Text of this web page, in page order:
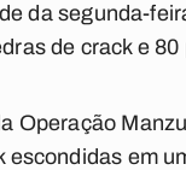
da segunda-
de crack e
Operação
em